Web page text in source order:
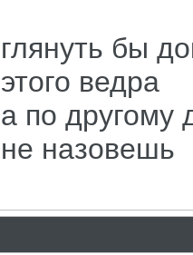
глянуть бы
этого ведра
а по другому
не назовешь